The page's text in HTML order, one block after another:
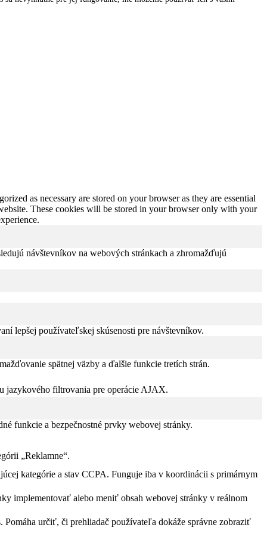
as necessary are stored on your browser as they are essential
These cookies will be stored in your browser only with your
návštevníkov na webových stránkach a zhromažďujú
lepšej používateľskej skúsenosti pre návštevníkov.
spätnej väzby a ďalšie funkcie tretích strán.
jazykového filtrovania pre operácie AJAX.
funkcie a bezpečnostné prvky webovej stránky.
„Reklamne“.
kategórie a stav CCPA. Funguje iba v koordinácii s primárnym
implementovať alebo meniť obsah webovej stránky v reálnom
Pomáha určiť, či prehliadač používateľa dokáže správne zobraziť